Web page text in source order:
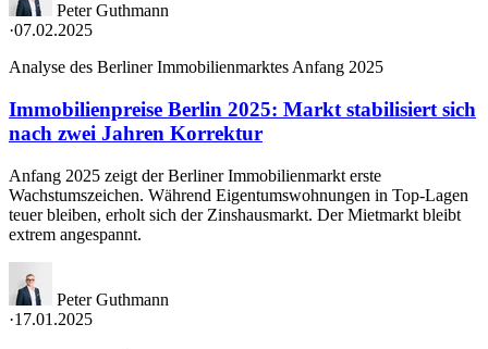
Peter Guthmann
·07.02.2025
Analyse des Berliner Immobilienmarktes Anfang 2025
Immobilienpreise Berlin 2025: Markt stabilisiert sich
nach zwei Jahren Korrektur
Anfang 2025 zeigt der Berliner Immobilienmarkt erste
Wachstumszeichen. Während Eigentumswohnungen in Top-Lagen
teuer bleiben, erholt sich der Zinshausmarkt. Der Mietmarkt bleibt
extrem angespannt.
Peter Guthmann
·17.01.2025